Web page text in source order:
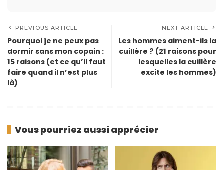
PREVIOUS ARTICLE
Pourquoi je ne peux pas
dormir sans mon copain :
15 raisons (et ce qu’il faut
faire quand il n’est plus
là)
NEXT ARTICLE
Les hommes aiment-ils la
cuillère ? (21 raisons pour
lesquelles la cuillère
excite les hommes)
Vous pourriez aussi apprécier